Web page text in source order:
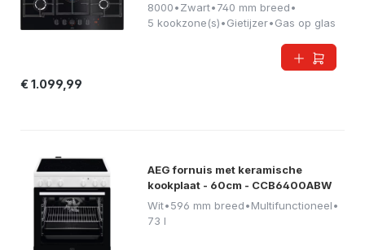
8000•Zwart•740 mm breed•
5 kookzone(s)•Gietijzer•Gas op glas
€ 1.099,99
AEG fornuis met keramische
kookplaat - 60cm - CCB6400ABW
Wit•596 mm breed•Multifunctioneel•
73 l